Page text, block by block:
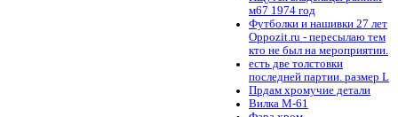
м67 1974 год
Футболки и нашивки 27 лет
Oppozit.ru - пересылаю тем
кто не был на мероприятии.
есть две толстовки
последней партии. размер L
Прдам хромучие детали
Вилка М-61